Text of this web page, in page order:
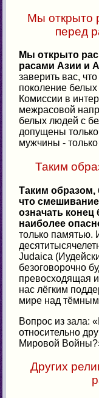
Мы открыто
перед
Мы открыто
расами Азии и
заверить вас,
поколение
Комиссии в
межрасовой
белых людей с
допущены
мужчины -
Таким
Таким образом,
что
означать конец
наиболее
только памятью.
Judaica
безоговорочно
превосходящая
нас лёгким
мире над
Вопрос из зала:
относительно
Мировой
Других